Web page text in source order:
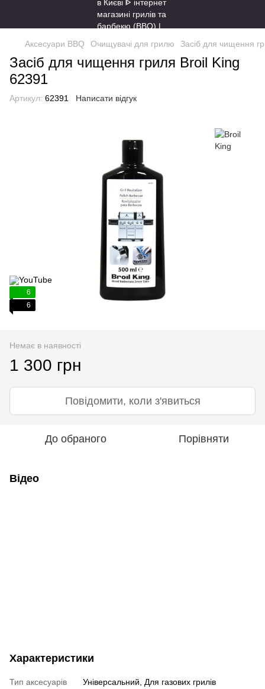
Аксесуари BBQ Очищувачі для грилю Засіб для чищення
Засіб для чищення гриля Broil King
62391
Артикул: 62391 Написати відгук
6
6
Немає в наявності
1 300 грн
Повідомити, коли з'явиться
До обраного Порівняти
Відео
Характеристики
Тип аксесуарів
Універсальний, Для газових грилів